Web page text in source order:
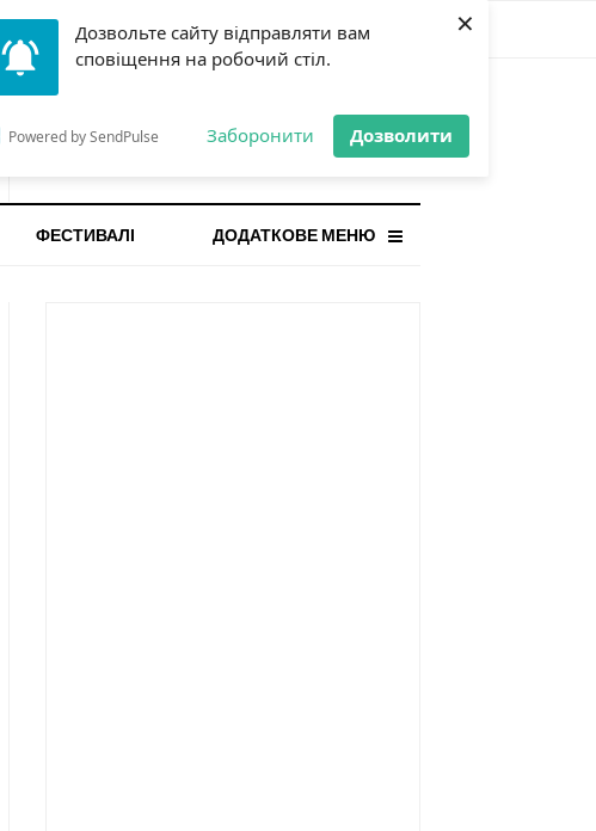
Дозвольте сайту відправляти вам
сповіщення на робочий стіл.
Powered by SendPulse Заборонити Дозволити
×
ОСТАННЯ НОВИНА
Gorilla і відповідальна гра:
чому ліміти важливі поруч із
ДОДАТКОВЕ МЕНЮ
ФЕСТИВАЛІ